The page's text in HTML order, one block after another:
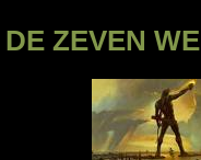
ZEVEN